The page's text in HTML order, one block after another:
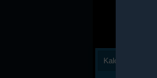
Kalóriaszámlálás